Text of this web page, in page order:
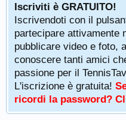
Iscriviti è GRATUITO!
Iscrivendoti con il
partecipare attivamente
pubblicare video e foto,
conoscere tanti amici
passione per il
L'iscrizione è gratuita!
ricordi la password?